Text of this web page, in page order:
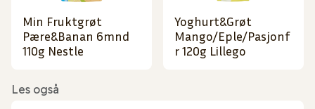
Min Fruktgrøt
Pære&Banan 6mnd
110g Nestle
Yoghurt&Grøt
Mango/Eple/Pasjonf
r 120g Lillego
Les også